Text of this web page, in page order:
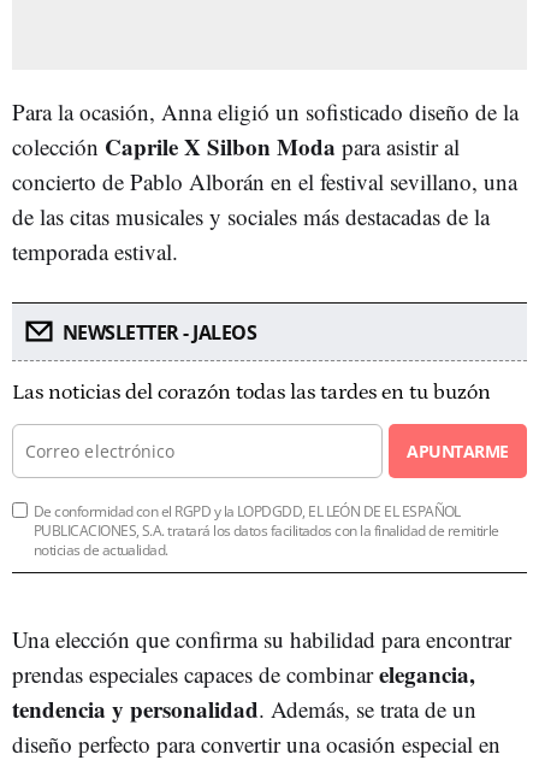
Para la ocasión, Anna eligió un sofisticado diseño de la
colección Caprile X Silbon Moda para asistir al
concierto de Pablo Alborán en el festival sevillano, una
de las citas musicales y sociales más destacadas de la
temporada estival.
NEWSLETTER - JALEOS
Las noticias del corazón todas las tardes en tu buzón
APUNTARME
De conformidad con el RGPD y la LOPDGDD, EL LEÓN DE EL ESPAÑOL
PUBLICACIONES, S.A. tratará los datos facilitados con la finalidad de remitirle
noticias de actualidad.
Una elección que confirma su habilidad para encontrar
prendas especiales capaces de combinarelegancia,
tendencia y personalidad. Además, se trata de un
diseño perfecto para convertir una ocasión especial en